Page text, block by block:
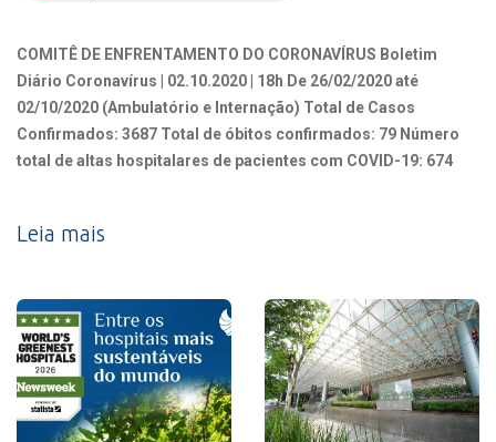
COMITÊ DE ENFRENTAMENTO DO CORONAVÍRUS Boletim
Diário Coronavírus | 02.10.2020 | 18h De 26/02/2020 até
02/10/2020 (Ambulatório e Internação) Total de Casos
Confirmados: 3687 Total de óbitos confirmados: 79 Número
total de altas hospitalares de pacientes com COVID-19: 674
Leia mais